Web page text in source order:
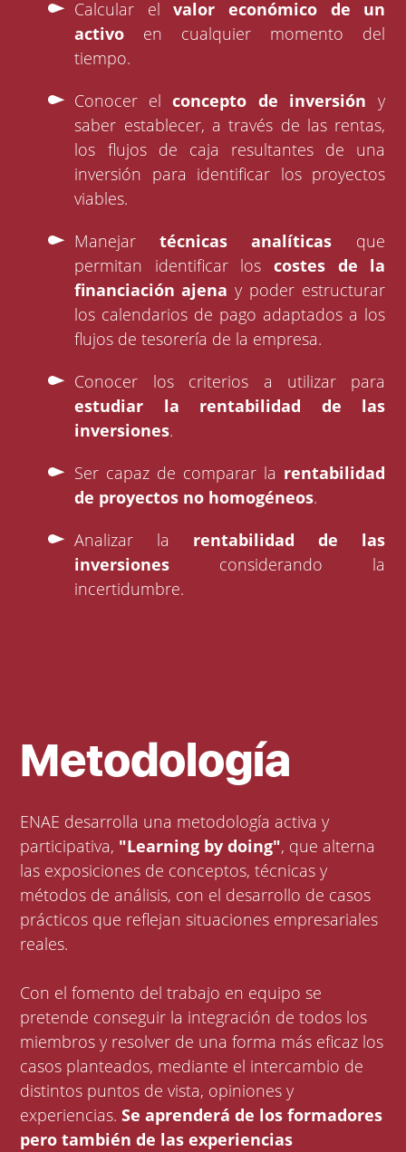
Calcular elvalor económico de un
activo en cualquier momento del
tiempo.
Conocer elconcepto de inversión y
saber establecer, a través de las rentas,
los flujos de caja resultantes de una
inversión para identificar los proyectos
viables.
Manejartécnicas analíticas que
permitan identificar los costes de la
financiación ajena y poder estructurar
los calendarios de pago adaptados a los
flujos de tesorería de la empresa.
Conocer los criterios a utilizar para
estudiar la rentabilidad de las
inversiones.
Ser capaz de comparar la rentabilidad
de proyectos no homogéneos.
Analizar la rentabilidad de las
inversiones considerando la
incertidumbre.
Metodología
ENAE desarrolla una metodología activa y
participativa, "Learning by doing", que alterna
las exposiciones de conceptos, técnicas y
métodos de análisis, con el desarrollo de casos
prácticos que reflejan situaciones empresariales
reales.
Con el fomento del trabajo en equipo se
pretende conseguir la integración de todos los
miembros y resolver de una forma más eficaz los
casos planteados, mediante el intercambio de
distintos puntos de vista, opiniones y
experiencias.Se aprenderá de los formadores
pero también de las experiencias